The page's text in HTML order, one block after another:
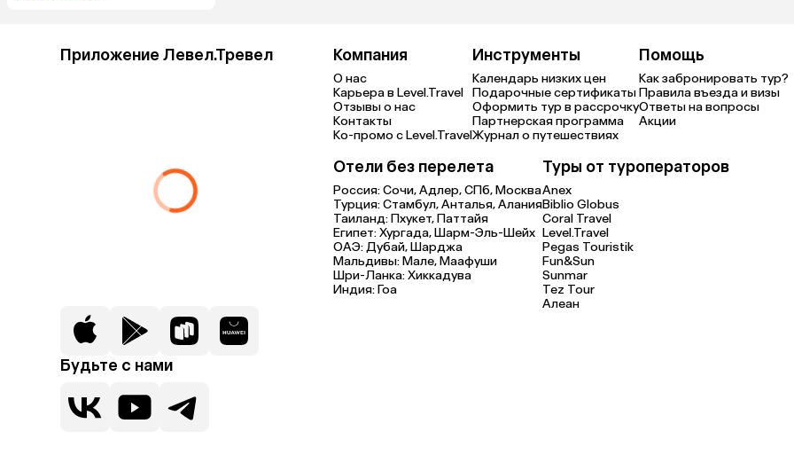
Приложение Левел.Тревел
Будьте с нами
Компания
О нас
Карьера в Level.Travel
Отзывы о нас
Контакты
Ко-промо с Level.Travel
Инструменты
Календарь низких цен
Подарочные сертификаты
Оформить тур в рассрочку
Партнерская программа
Журнал о путешествиях
Помощь
Как забронировать тур?
Правила въезда и визы
Ответы на вопросы
Акции
Отели без перелета
Россия:Сочи,Адлер,СПб,Москва
Турция:Стамбул,Анталья,Алания
Таиланд:Пхукет,Паттайя
Египет:Хургада,Шарм-Эль-Шейх
ОАЭ:Дубай,Шарджа
Мальдивы:Мале,Маафуши
Шри-Ланка:Хиккадува
Индия:Гоа
Туры от туроператоров
Anex
Biblio Globus
Coral Travel
Level.Travel
Pegas Touristik
Fun&Sun
Sunmar
Tez Tour
Алеан